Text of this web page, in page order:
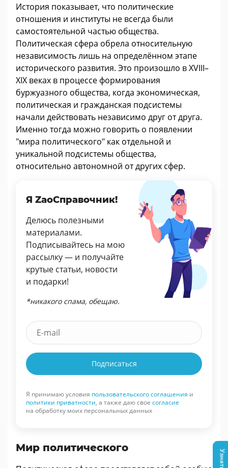
История показывает, что политические
отношения и институты не всегда были
самостоятельной частью общества.
Политическая сфера обрела относительную
независимость лишь на определённом этапе
исторического развития. Это произошло в XVIII–
XIX веках в процессе формирования
буржуазного общества, когда экономическая,
политическая и гражданская подсистемы
начали действовать независимо друг от друга.
Именно тогда можно говорить о появлении
"мира политического" как отдельной и
уникальной подсистемы общества,
относительно автономной от других сфер.
Я ZaoСправочник!
Делюсь полезными
материалами.
Подписывайтесь на мою
рассылку — и получайте
крутые статьи, новости
и подарки!
*никакого спама, обещаю.
Подписаться
Я принимаю условия пользовательского соглашения и
политики приватности, а также даю свое согласие
на обработку моих персональных данных
Мир политического